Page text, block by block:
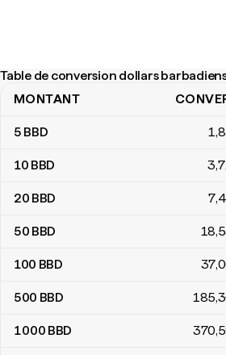
Table de conversion dollars
Table de conversion dollars barbadiens
MONTANT
5 BBD 1
10 BBD 3
20 BBD 7
50 BBD 18
100 BBD 37
500 BBD 185
1 000 BBD 370